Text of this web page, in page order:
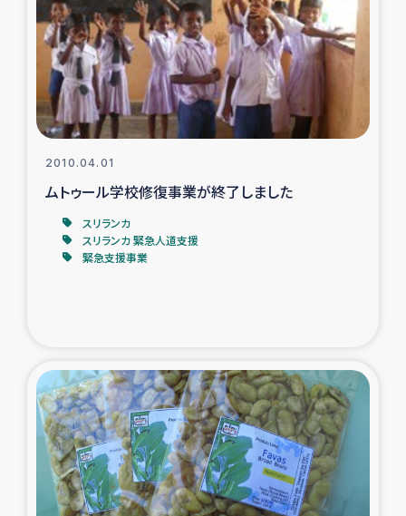
ガザ地区での公園の緑化を通じた支援事業
ガザ地区における被災住民への緊急支援
ガザ地区酪農を通した女性グループの生計支援
ふりかけ普及と食生活改善による栄養改善事業
フェアトレード事業
緊急支援事業
食べる
トルコ・シリア地震被災者支援
デニヤヤ小規模紅茶農家支援
2010.04.01
ムトゥール学校修復事業が終了しました
スリランカ
スリランカ 緊急人道支援
緊急支援事業